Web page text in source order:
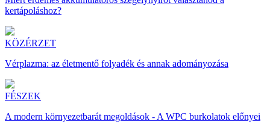
kertápoláshoz?
KÖZÉRZET
Vérplazma: az életmentő folyadék és annak adományozása
FÉSZEK
A modern környezetbarát megoldások - A WPC burkolatok előnyei